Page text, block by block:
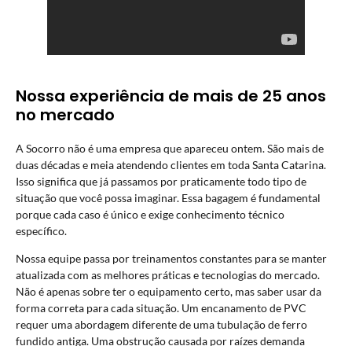
Nossa experiência de mais de 25 anos
no mercado
A Socorro não é uma empresa que apareceu ontem. São mais de
duas décadas e meia atendendo clientes em toda Santa Catarina.
Isso significa que já passamos por praticamente todo tipo de
situação que você possa imaginar. Essa bagagem é fundamental
porque cada caso é único e exige conhecimento técnico
específico.
Nossa equipe passa por treinamentos constantes para se manter
atualizada com as melhores práticas e tecnologias do mercado.
Não é apenas sobre ter o equipamento certo, mas saber usar da
forma correta para cada situação. Um encanamento de PVC
requer uma abordagem diferente de uma tubulação de ferro
fundido antiga. Uma obstrução causada por raízes demanda